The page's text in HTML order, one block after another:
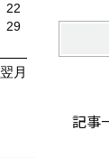
記事
22
29
翌月